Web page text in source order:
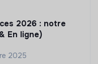
2026 : notre
En ligne)
2025